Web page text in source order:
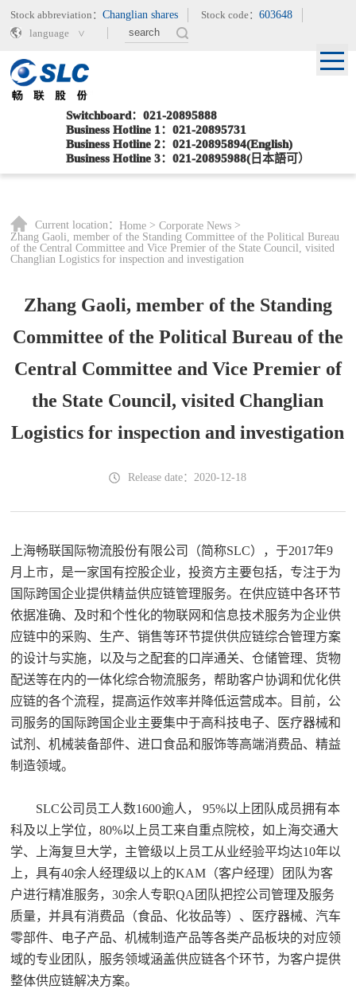
Stock abbreviation：Changlian shares Stock code：603648
language
Switchboard：021-20895888
Business Hotline 1：021-20895731
Business Hotline 2：021-20895894(English)
Business Hotline 3：021-20895988(日本語可）
Current location：Home >Corporate News >
Zhang Gaoli, member of the Standing Committee of the Political Bureau
of the Central Committee and Vice Premier of the State Council, visited
Changlian Logistics for inspection and investigation
Zhang Gaoli, member of the Standing
Committee of the Political Bureau of the
Central Committee and Vice Premier of
the State Council, visited Changlian
Logistics for inspection and investigation
Release date：2020-12-18
上海畅联国际物流股份有限公司（简称SLC），于2017年9
月上市，是一家国有控股企业，投资方主要包括，专注于为
国际跨国企业提供精益供应链管理服务。在供应链中各环节
依据准确、及时和个性化的物联网和信息技术服务为企业供
应链中的采购、生产、销售等环节提供供应链综合管理方案
的设计与实施，以及与之配套的口岸通关、仓储管理、货物
配送等在内的一体化综合物流服务，帮助客户协调和优化供
应链的各个流程，提高运作效率并降低运营成本。目前，公
司服务的国际跨国企业主要集中于高科技电子、医疗器械和
试剂、机械装备部件、进口食品和服饰等高端消费品、精益
制造领域。
SLC公司员工人数1600逾人， 95%以上团队成员拥有本
科及以上学位，80%以上员工来自重点院校，如上海交通大
学、上海复旦大学，主管级以上员工从业经验平均达10年以
上，具有40余人经理级以上的KAM（客户经理）团队为客
户进行精准服务，30余人专职QA团队把控公司管理及服务
质量，并具有消费品（食品、化妆品等）、医疗器械、汽车
零部件、电子产品、机械制造产品等各类产品板块的对应领
域的专业团队，服务领域涵盖供应链各个环节，为客户提供
整体供应链解决方案。